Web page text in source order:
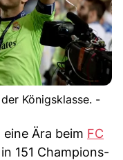
Königsklasse. -
Ära beim FC
151 Champions-